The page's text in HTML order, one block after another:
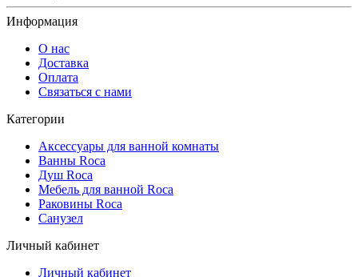
Информация
О нас
Доставка
Оплата
Связаться с нами
Категории
Аксессуары для ванной комнаты
Ванны Roca
Душ Roca
Мебель для ванной Roca
Раковины Roca
Санузел
Личный кабинет
Личный кабинет